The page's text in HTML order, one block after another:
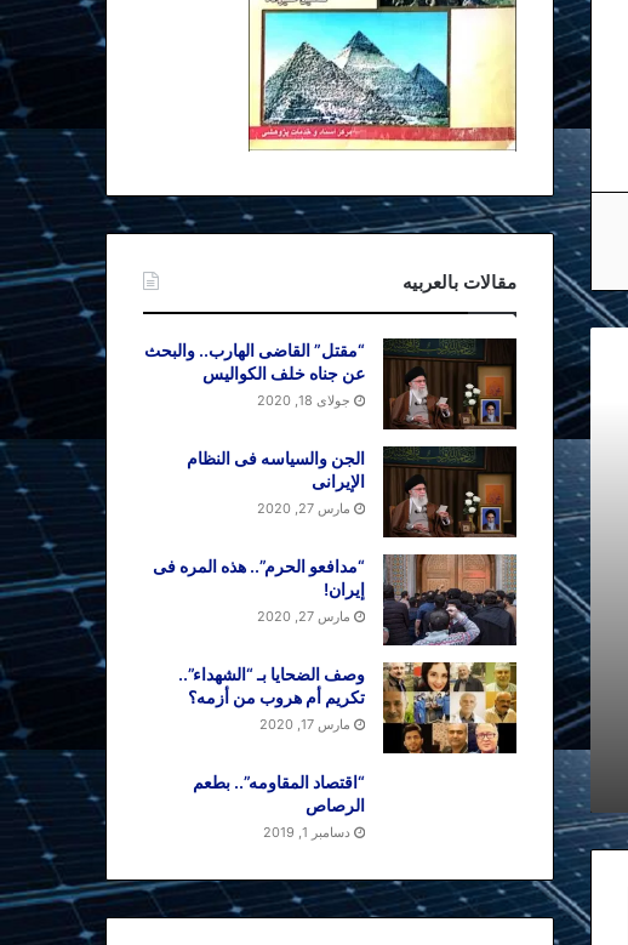
مقالات بالعربیه
“مقتل” القاضی الهارب.. والبحث
عن جناه خلف الکوالیس
جولای 18, 2020
الجن والسیاسه فی النظام
اﻹیرانی
مارس 27, 2020
“مدافعو الحرم”.. هذه المره فی
إیران!
مارس 27, 2020
وصف الضحایا بـ “الشهداء”..
تکریم أم هروب من أزمه؟
مارس 17, 2020
“اقتصاد المقاومه”.. بطعم
الرصاص
دسامبر 1, 2019